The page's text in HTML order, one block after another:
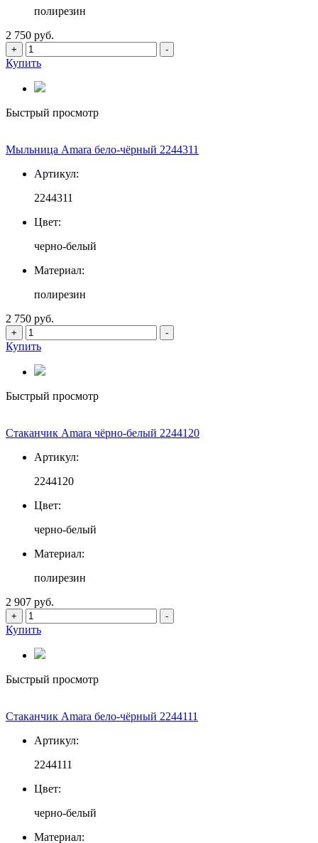
полирезин
2 750 руб.
+ -
Купить
Быстрый просмотр
Мыльница Amara бело-чёрный 2244311
Артикул:
2244311
Цвет:
черно-белый
Материал:
полирезин
2 750 руб.
+ -
Купить
Быстрый просмотр
Стаканчик Amara чёрно-белый 2244120
Артикул:
2244120
Цвет:
черно-белый
Материал:
полирезин
2 907 руб.
+ -
Купить
Быстрый просмотр
Стаканчик Amara бело-чёрный 2244111
Артикул:
2244111
Цвет:
черно-белый
Материал: